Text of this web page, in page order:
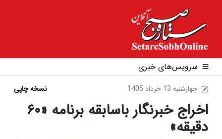
سرویس‌های خبری
1405 چهارشنبه 13 خرداد نسخه چاپی
اخراج خبرنگار باسابقه برنامه «۶۰
دقیقه»